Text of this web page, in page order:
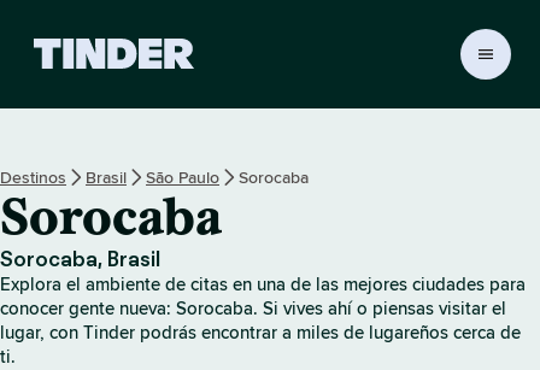
o
d
e
i
n
d
Destinos Brasil São Paulo Sorocaba
Sorocaba
Sorocaba, Brasil
Explora el ambiente de citas en una de las mejores ciudades para
conocer gente nueva: Sorocaba. Si vives ahí o piensas visitar el
lugar, con Tinder podrás encontrar a miles de lugareños cerca de
ti.